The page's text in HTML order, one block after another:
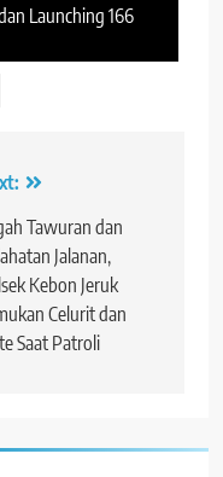
Launching 166
Tawuran dan
Jalanan,
Kebon Jeruk
Celurit dan
Saat Patroli